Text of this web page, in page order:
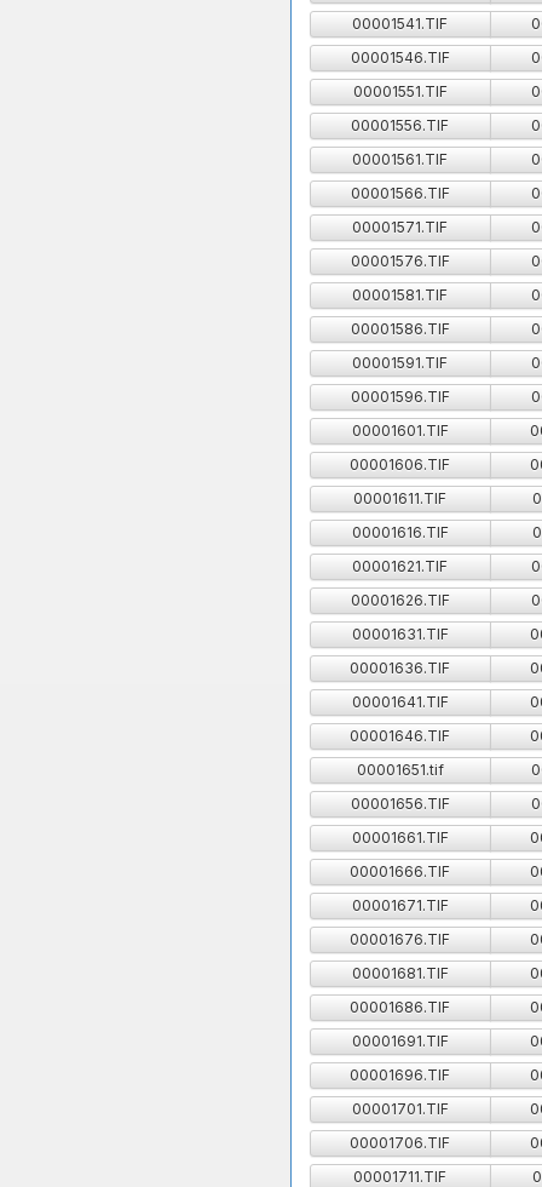
00001541.TIF
00001546.TIF
00001551.TIF
00001556.TIF
00001561.TIF
00001566.TIF
00001571.TIF
00001576.TIF
00001581.TIF
00001586.TIF
00001591.TIF
00001596.TIF
00001601.TIF
00001606.TIF
00001611.TIF
00001616.TIF
00001621.TIF
00001626.TIF
00001631.TIF
00001636.TIF
00001641.TIF
00001646.TIF
00001651.tif
00001656.TIF
00001661.TIF
00001666.TIF
00001671.TIF
00001676.TIF
00001681.TIF
00001686.TIF
00001691.TIF
00001696.TIF
00001701.TIF
00001706.TIF
00001711.TIF